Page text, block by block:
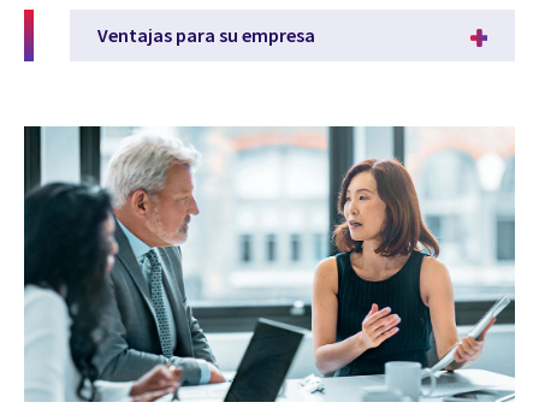
Ventajas para su empresa